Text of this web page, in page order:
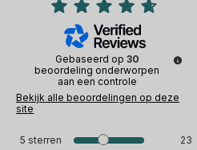
Gebaseerd op 30
beoordeling onderworpen
aan een controle
Bekijk alle beoordelingen op deze
site
5 sterren
23